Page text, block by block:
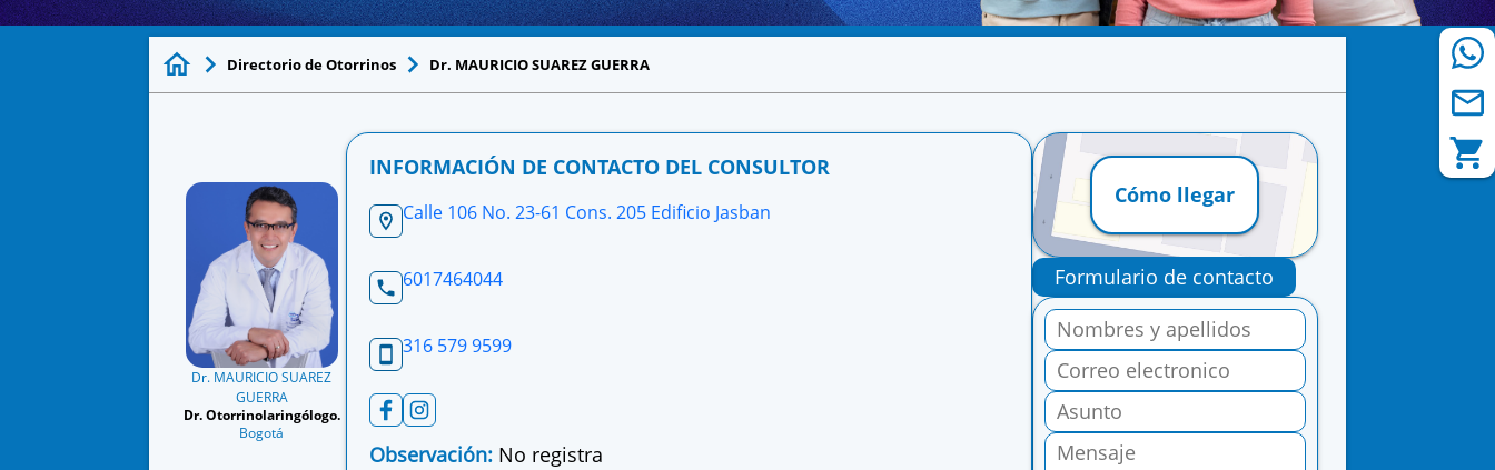
Directorio de Otorrinos Dr. MAURICIO SUAREZ GUERRA
Dr. MAURICIO SUAREZ
GUERRA
Dr. Otorrinolaringólogo.
Bogotá
INFORMACIÓN DE CONTACTO DEL CONSULTOR
Calle 106 No. 23-61 Cons. 205 Edificio Jasban
6017464044
316 579 9599
Observación: No registra
Cómo llegar
Formulario de contacto